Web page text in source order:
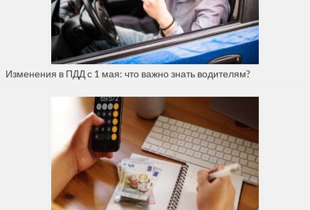
Изменения в ПДД с 1 мая: что важно знать водителям?